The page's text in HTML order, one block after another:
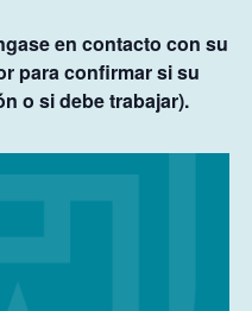
en contacto con su
para confirmar si su
o si debe trabajar).